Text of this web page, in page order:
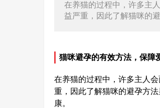
在养猫的过程中，许多主
益严重，因此了解猫咪的
猫咪避孕的有效方法，保障
在养猫的过程中，许多主人
重，因此了解猫咪的避孕方
康。